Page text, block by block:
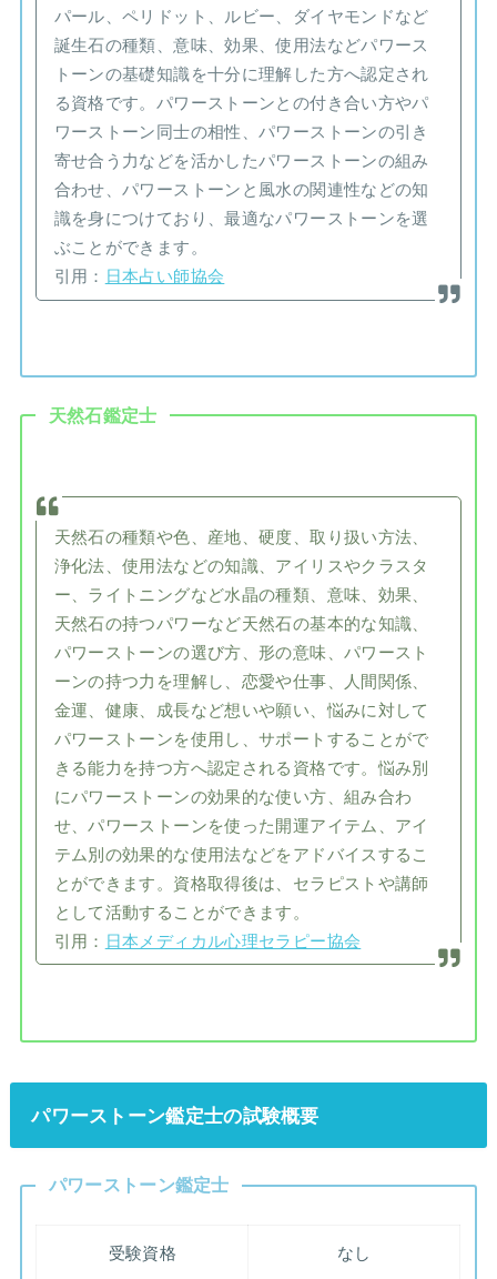
パール、ペリドット、ルビー、ダイヤモンドなど
誕生石の種類、意味、効果、使用法などパワース
トーンの基礎知識を十分に理解した方へ認定され
る資格です。パワーストーンとの付き合い方やパ
ワーストーン同士の相性、パワーストーンの引き
寄せ合う力などを活かしたパワーストーンの組み
合わせ、パワーストーンと風水の関連性などの知
識を身につけており、最適なパワーストーンを選
ぶことができます。
引用：
日本占い師協会
天然石鑑定士
天然石の種類や色、産地、硬度、取り扱い方法、
浄化法、使用法などの知識、アイリスやクラスタ
ー、ライトニングなど水晶の種類、意味、効果、
天然石の持つパワーなど天然石の基本的な知識、
パワーストーンの選び方、形の意味、パワースト
ーンの持つ力を理解し、恋愛や仕事、人間関係、
金運、健康、成長など想いや願い、悩みに対して
パワーストーンを使用し、サポートすることがで
きる能力を持つ方へ認定される資格です。悩み別
にパワーストーンの効果的な使い方、組み合わ
せ、パワーストーンを使った開運アイテム、アイ
テム別の効果的な使用法などをアドバイスするこ
とができます。資格取得後は、セラピストや講師
として活動することができます。
引用：
日本メディカル心理セラピー協会
パワーストーン鑑定士の試験概要
パワーストーン鑑定士
受験資格 なし